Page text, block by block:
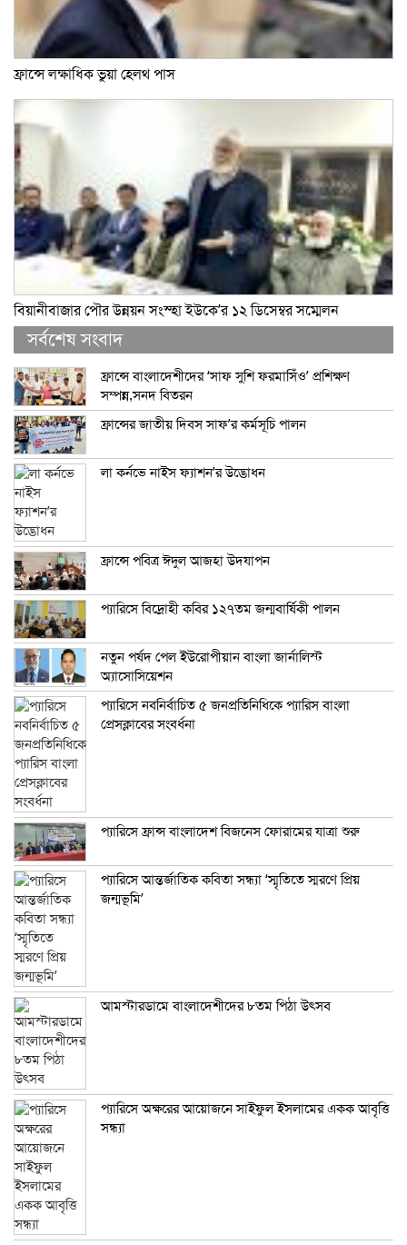
ফ্রান্সে লক্ষাধিক ভুয়া হেলথ পাস
বিয়ানীবাজার পৌর উন্নয়ন সংস্হা ইউকে’র ১২ ডিসেম্বর সম্মেলন
সর্বশেষ সংবাদ
ফ্রান্সে বাংলাদেশীদের ‘সাফ সুশি ফরমাসিঁও’ প্রশিক্ষণ
সম্পন্ন,সনদ বিতরন
ফ্রান্সের জাতীয় দিবস সাফ’র কর্মসূচি পালন
লা কর্নভে নাইস ফ্যাশন’র উদ্ভোধন
ফ্রান্সে পবিত্র ঈদুল আজহা উদযাপন
প্যারিসে বিদ্রোহী কবির ১২৭তম জন্মবার্ষিকী পালন
নতুন পর্ষদ পেল ইউরোপীয়ান বাংলা জার্নালিস্ট
অ্যাসোসিয়েশন
প্যারিসে নবনির্বাচিত ৫ জনপ্রতিনিধিকে প্যারিস বাংলা
প্রেসক্লাবের সংবর্ধনা
প্যারিসে ফ্রান্স বাংলাদেশ বিজনেস ফোরামের যাত্রা শুরু
প্যারিসে আন্তর্জাতিক কবিতা সন্ধ্যা ‘স্মৃতিতে স্মরণে প্রিয়
জন্মভূমি’
আমস্টারডামে বাংলাদেশীদের ৮তম পিঠা উৎসব
প্যারিসে অক্ষরের আয়োজনে সাইফুল ইসলামের একক আবৃত্তি
সন্ধ্যা